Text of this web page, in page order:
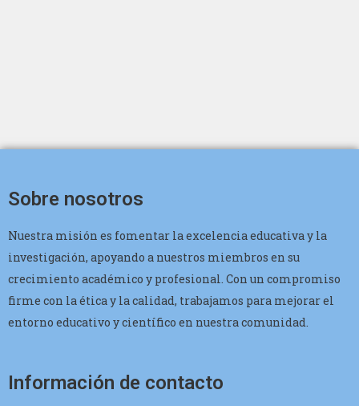
Sobre nosotros
Nuestra misión es fomentar la excelencia educativa y la
investigación, apoyando a nuestros miembros en su
crecimiento académico y profesional. Con un compromiso
firme con la ética y la calidad, trabajamos para mejorar el
entorno educativo y científico en nuestra comunidad.
Información de contacto